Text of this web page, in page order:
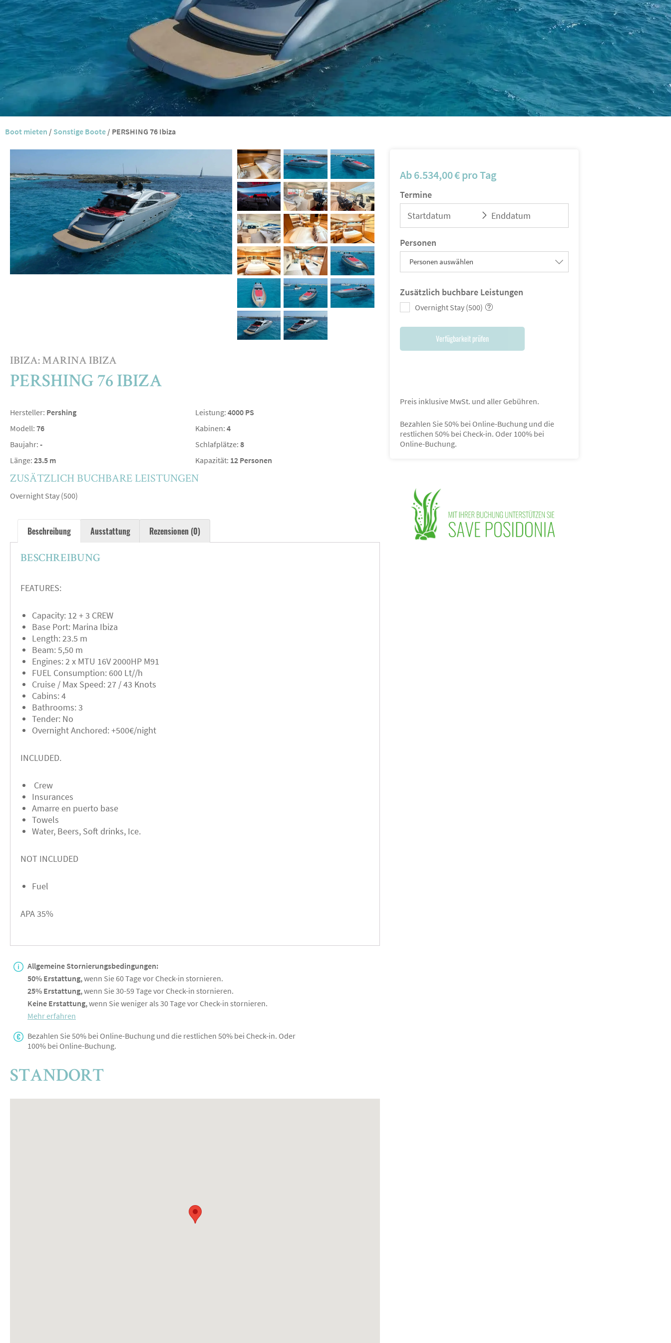
Boot mieten / Sonstige Boote / PERSHING 76 Ibiza
IBIZA: MARINA IBIZA
PERSHING 76 IBIZA
Hersteller: Pershing
Modell: 76
Baujahr: -
Länge: 23.5 m
Leistung: 4000 PS
Kabinen: 4
Schlafplätze: 8
Kapazität: 12 Personen
ZUSÄTZLICH BUCHBARE LEISTUNGEN
Overnight Stay (500)
Beschreibung Ausstattung Rezensionen (0)
BESCHREIBUNG
FEATURES:
Capacity: 12 + 3 CREW
Base Port: Marina Ibiza
Length: 23.5 m
Beam: 5,50 m
Engines: 2 x MTU 16V 2000HP M91
FUEL Consumption: 600 Lt//h
Cruise / Max Speed: 27 / 43 Knots
Cabins: 4
Bathrooms: 3
Tender: No
Overnight Anchored: +500€/night
INCLUDED.
Crew
Insurances
Amarre en puerto base
Towels
Water, Beers, Soft drinks, Ice.
NOT INCLUDED
Fuel
APA 35%
Allgemeine Stornierungsbedingungen:
50% Erstattung,wenn Sie 60 Tage vor Check-in stornieren.
25% Erstattung,wenn Sie 30-59 Tage vor Check-in stornieren.
Keine Erstattung,wenn Sie weniger als 30 Tage vor Check-in stornieren.
Mehr erfahren
Bezahlen Sie 50% bei Online-Buchung und die restlichen 50% bei Check-in. Oder
100% bei Online-Buchung.
STANDORT
Ab6.534,00€pro Tag
Termine
Personen
Personen auswählen
Zusätzlich buchbare Leistungen
Overnight Stay (500)
Verfügbarkeit prüfen
Preis inklusive MwSt. und aller Gebühren.
Bezahlen Sie 50% bei Online-Buchung und die
restlichen 50% bei Check-in. Oder 100% bei
Online-Buchung.